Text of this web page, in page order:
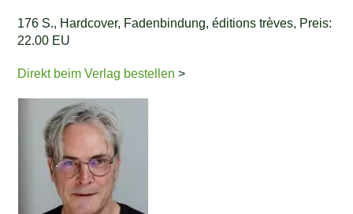
176 S., Hardcover, Fadenbindung, éditions trèves, Preis:
22.00 EU
Direkt beim Verlag bestellen>